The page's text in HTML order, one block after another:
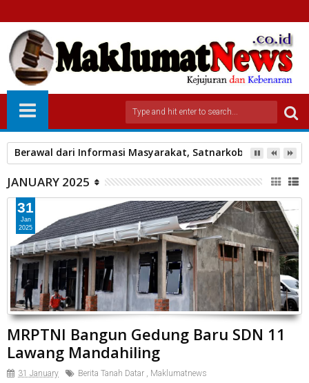
Berawal dari Informasi Masyarakat, Satnarkoba Polres
JANUARY 2025
MRPTNI Bangun Gedung Baru SDN 11
Lawang Mandahiling
31 January Berita Tanah Datar , Maklumatnews
31
Jan
2025